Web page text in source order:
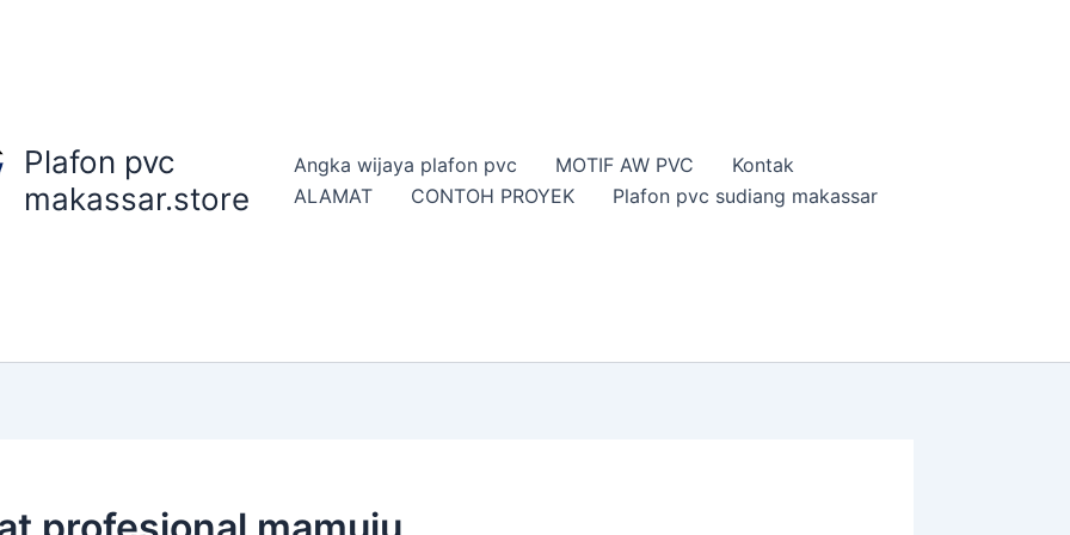
Plafon pvc
makassar.store
Angka wijaya plafon pvc MOTIF AW PVC
Kontak
ALAMAT
CONTOH PROYEK Plafon pvc sudiang makassar